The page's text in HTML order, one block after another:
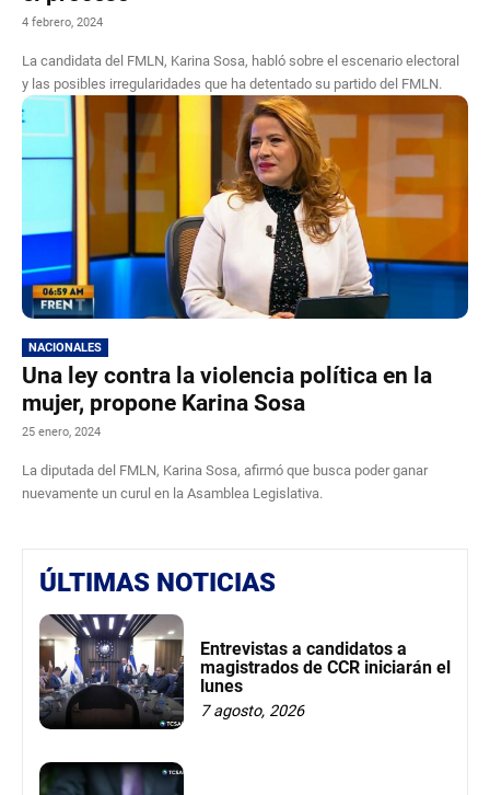
4 febrero, 2024
La candidata del FMLN, Karina Sosa, habló sobre el escenario electoral
y las posibles irregularidades que ha detentado su partido del FMLN.
NACIONALES
Una ley contra la violencia política en la
mujer, propone Karina Sosa
25 enero, 2024
La diputada del FMLN, Karina Sosa, afirmó que busca poder ganar
nuevamente un curul en la Asamblea Legislativa.
ÚLTIMAS NOTICIAS
Entrevistas a candidatos a
magistrados de CCR iniciarán el
lunes
7 agosto, 2026